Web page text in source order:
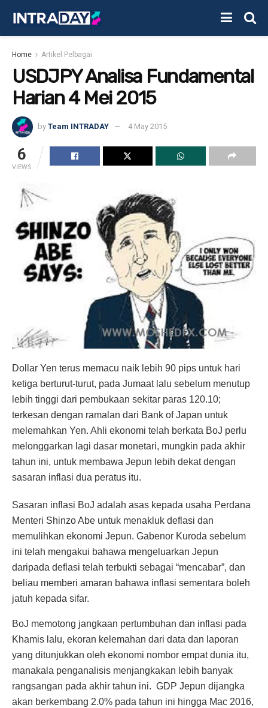
Home Artikel Pelbagai
USDJPY Analisa Fundamental
Harian 4 Mei 2015
by Team INTRADAY 4 May 2015
6
VIEWS
Dollar Yen terus memacu naik lebih 90 pips untuk hari
ketiga berturut-turut, pada Jumaat lalu sebelum menutup
lebih tinggi dari pembukaan sekitar paras 120.10;
terkesan dengan ramalan dari Bank of Japan untuk
melemahkan Yen. Ahli ekonomi telah berkata BoJ perlu
melonggarkan lagi dasar monetari, mungkin pada akhir
tahun ini, untuk membawa Jepun lebih dekat dengan
sasaran inflasi dua peratus itu.
Sasaran inflasi BoJ adalah asas kepada usaha Perdana
Menteri Shinzo Abe untuk menakluk deflasi dan
memulihkan ekonomi Jepun. Gabenor Kuroda sebelum
ini telah mengakui bahawa mengeluarkan Jepun
daripada deflasi telah terbukti sebagai “mencabar”, dan
beliau memberi amaran bahawa inflasi sementara boleh
jatuh kepada sifar.
BoJ memotong jangkaan pertumbuhan dan inflasi pada
Khamis lalu, ekoran kelemahan dari data dan laporan
yang ditunjukkan oleh ekonomi nombor empat dunia itu,
manakala penganalisis menjangkakan lebih banyak
rangsangan pada akhir tahun ini. GDP Jepun dijangka
akan berkembang 2.0% pada tahun ini hingga Mac 2016,